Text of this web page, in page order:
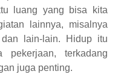
luang yang bisa kita
lainnya, misalnya
lain-lain. Hidup itu
pekerjaan, terkadang
juga penting.